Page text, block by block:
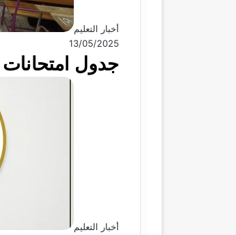
أخبار التعليم
13/05/2025
جدول امتحانات الشهادة
أخبار التعليم